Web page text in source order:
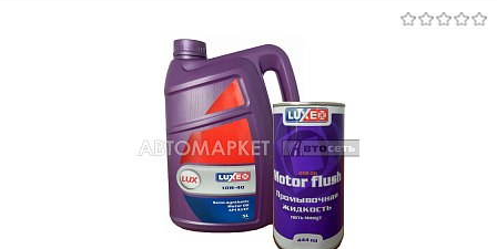
Под заказ